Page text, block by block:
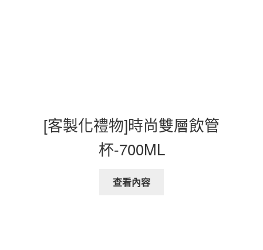
[客製化禮物]時尚雙層飲管
杯-700ML
查看內容